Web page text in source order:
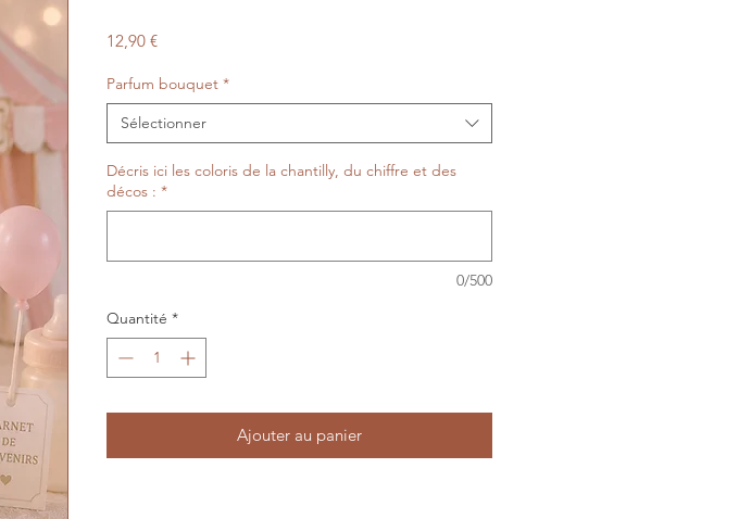
12,90 €Prix
Parfum bouquet *
Sélectionner
Décris ici les coloris de la chantilly, du chiffre et des
décos : *
0/500
Quantité *
Ajouter au panier